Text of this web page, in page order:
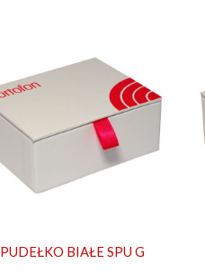
PUDEŁKO BIAŁE SPU G